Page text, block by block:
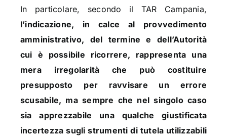
In particolare, secondo il TAR Campania,
l’indicazione, in calce al provvedimento
amministrativo, del termine e dell’Autorità
cui è possibile ricorrere, rappresenta una
mera irregolarità che può costituire
presupposto per ravvisare un errore
scusabile, ma sempre che nel singolo caso
sia apprezzabile una qualche giustificata
incertezza sugli strumenti di tutela utilizzabili